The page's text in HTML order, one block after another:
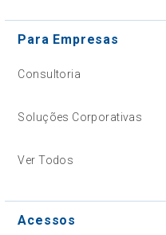
Para Empresas
Consultoria
Soluções Corporativas
Ver Todos
Acessos